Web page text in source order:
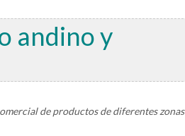
andino y
de productos de diferentes zonas